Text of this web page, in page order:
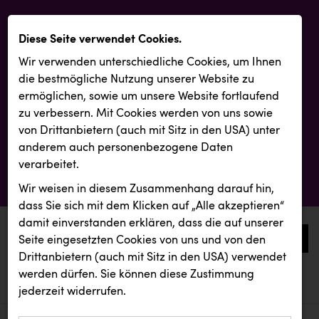
0
aktuelle aussendungen
aktuelle aussendungen
Diese Seite verwendet Cookies.
Wir verwenden unterschiedliche Cookies, um Ihnen
die best­mögliche Nutzung unserer Website zu
ermöglichen, sowie um unsere Website fortlaufend
zu verbessern. Mit Cookies werden von uns sowie
von Drittanbietern (auch mit Sitz in den USA) unter
anderem auch personenbezogene Daten
verarbeitet.
Wir weisen in diesem Zusammenhang darauf hin,
dass Sie sich mit dem Klicken auf „Alle akzeptieren“
damit ein­ver­standen erklären, dass die auf unserer
Seite eingesetzten Cookies von uns und von den
Drittanbietern (auch mit Sitz in den USA) verwendet
werden dürfen. Sie können diese Zustimmung
jederzeit widerrufen.